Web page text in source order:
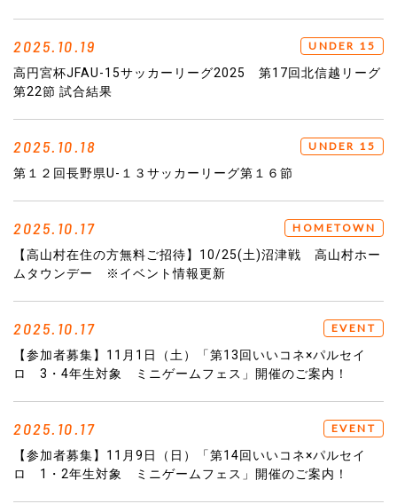
2025.10.19 UNDER 15
高円宮杯JFAU-15サッカーリーグ2025 第17回北信越リーグ
第22節 試合結果
2025.10.18 UNDER 15
第１２回長野県U-１３サッカーリーグ第１６節
2025.10.17 HOMETOWN
【高山村在住の方無料ご招待】10/25(土)沼津戦 高山村ホー
ムタウンデー ※イベント情報更新
2025.10.17 EVENT
【参加者募集】11月1日（土）「第13回いいコネ×パルセイ
ロ 3・4年生対象 ミニゲームフェス」開催のご案内！
2025.10.17 EVENT
【参加者募集】11月9日（日）「第14回いいコネ×パルセイ
ロ 1・2年生対象 ミニゲームフェス」開催のご案内！